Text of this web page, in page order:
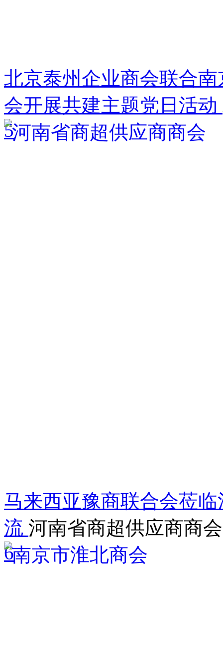
北京泰州企业商会联合
会开展共建主题党日活动
5
马来西亚豫商联合会莅
流 河南省商超供应商商会
6